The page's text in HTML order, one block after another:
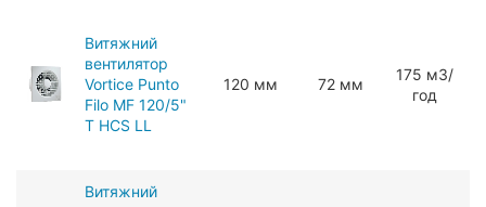
Витяжний
вентилятор
Vortice Punto
Filo MF 120/5"
T HCS LL
120 мм 72 мм
175 мЗ/
год
Витяжний